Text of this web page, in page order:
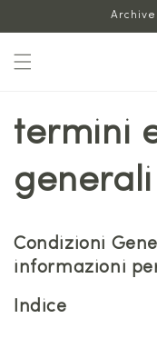
content
Archive
termini
generali
Condizioni
informazioni
Indice